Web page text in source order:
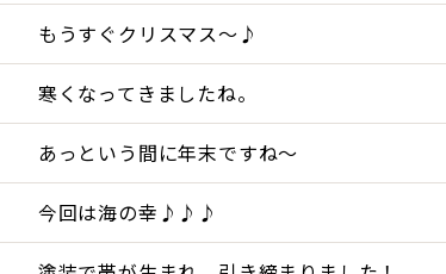
もうすぐクリスマス～♪
寒くなってきましたね。
あっという間に年末ですね～
今回は海の幸♪♪♪